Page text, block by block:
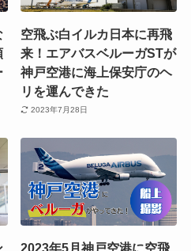
空飛ぶ白イルカ日本に再飛
来！エアバスベルーガSTが
神戸空港に海上保安庁のヘ
リを運んできた
2023年7月28日
2023年5月神戸空港に空飛